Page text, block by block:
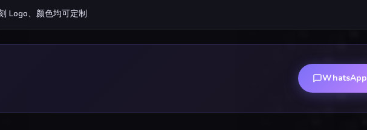
Logo、颜色均可定制
WhatsApp